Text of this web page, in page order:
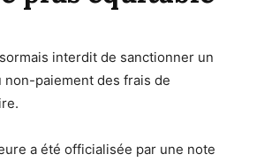
interdit de sanctionner un
non-paiement des frais de
a été officialisée par une note